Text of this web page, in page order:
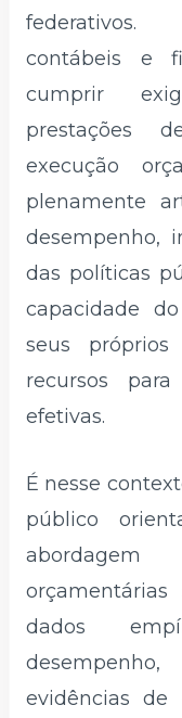
federativos.
contábeis e
cumprir
prestações
execução
plenamente
desempenho,
das políticas
capacidade
seus
recursos
efetivas.
É nesse
público
dados
evidências de